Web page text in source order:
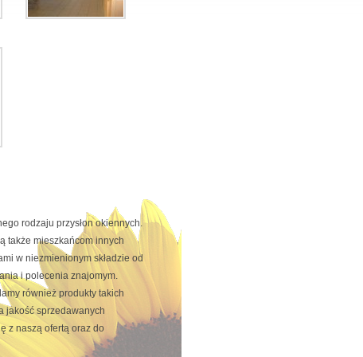
rodzaju przysłon okiennych.
także mieszkańcom innych
w niezmienionym składzie od
i polecenia znajomym.
również produkty takich
jakość sprzedawanych
z naszą ofertą oraz do